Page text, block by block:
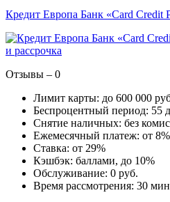
Кредит Европа Банк «Card Credit
и рассрочка
Отзывы – 0
Лимит карты: до 600 000
Беспроцентный период: 55
Снятие наличных: без
Ежемесячный платеж: от 8%
Ставка: от 29%
Кэшбэк: баллами, до 10%
Обслуживание: 0 руб.
Время рассмотрения: 30